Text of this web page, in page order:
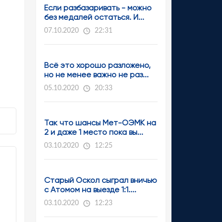
Если разбазаривать - можно
без медалей остаться. И...
07.10.2020 22:31
Всё это хорошо разложено,
но не менее важно не раз...
05.10.2020 20:33
Так что шансы Мет-ОЭМК на
2 и даже 1 место пока вы...
03.10.2020 12:25
Старый Оскол сыграл вничью
с Атомом на выезде 1:1....
03.10.2020 12:23